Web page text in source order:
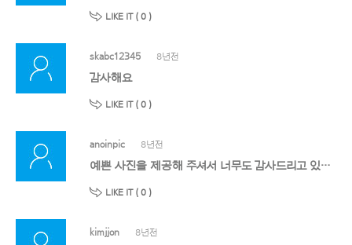
LIKE IT ( 0 )
skabc12345 8년전
감사해요
LIKE IT ( 0 )
anoinpic 8년전
예쁜 사진을 제공해 주셔서 너무도 감사드리고 있습니다. 올려주신 사진은 소중하게 중요한 곳에 사용하겠습니다. 항상 감사드립니다.^^
LIKE IT ( 0 )
kimjjon 8년전